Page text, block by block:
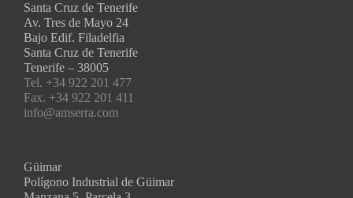
Santa Cruz de Tenerife
Av. Tres de Mayo 24
Bajo Edif. Filadelfia
Santa Cruz de Tenerife
Tenerife – 38005
Tel. +34 922 201 477
Fax. +34 922 201 411
info@amserra.com
Güimar
Polígono Industrial de Güimar